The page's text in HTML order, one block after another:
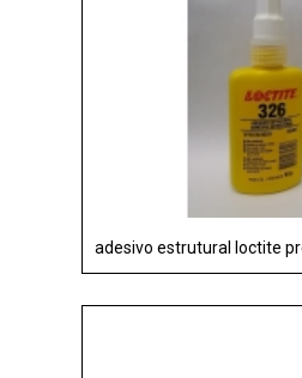
adesivo estrutural loctite